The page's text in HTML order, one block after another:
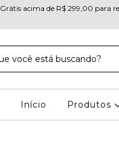
acima de R$ 299,00 para
Início Produtos